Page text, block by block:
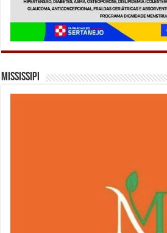
Mississipi